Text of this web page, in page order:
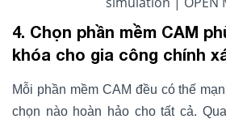
4. Chọn phần mềm CAM
khóa cho gia công chính
Mỗi phần mềm CAM đều có thế
chọn nào hoàn hảo cho tất cả.